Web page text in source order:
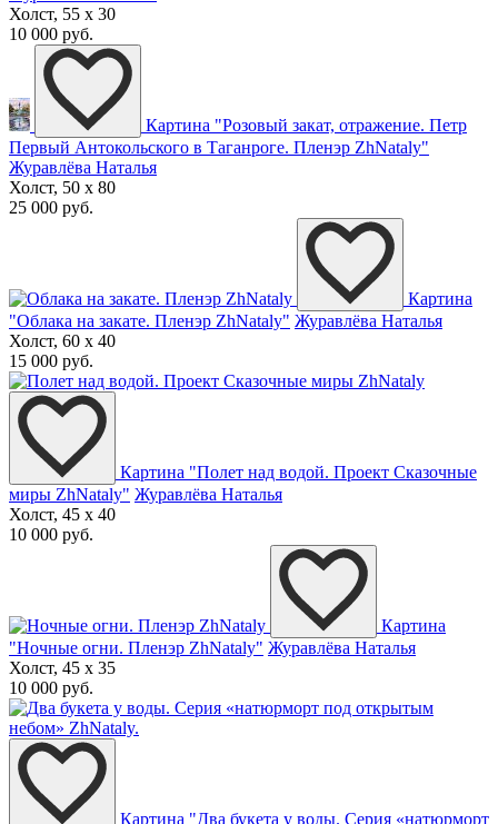
Холст, 55 x 30
10 000 руб.
Картина "Розовый закат, отражение. Петр
Первый Антокольского в Таганроге. Пленэр ZhNataly"
Журавлёва Наталья
Холст, 50 x 80
25 000 руб.
Картина
"Облака на закате. Пленэр ZhNataly" Журавлёва Наталья
Холст, 60 x 40
15 000 руб.
Картина "Полет над водой. Проект Сказочные
миры ZhNataly" Журавлёва Наталья
Холст, 45 x 40
10 000 руб.
Картина
"Ночные огни. Пленэр ZhNataly" Журавлёва Наталья
Холст, 45 x 35
10 000 руб.
Картина "Два букета у воды. Серия «натюрморт